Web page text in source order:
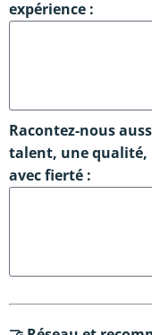
expérience :
Racontez-nous
talent, une qualité,
avec fierté :